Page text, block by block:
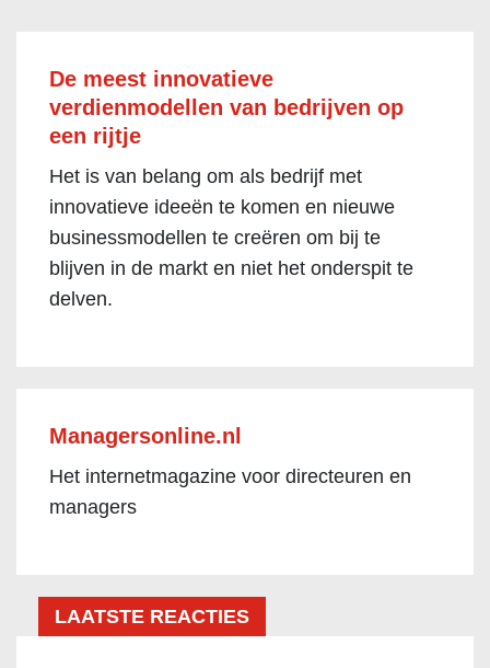
De meest innovatieve
verdienmodellen van bedrijven op
een rijtje
Het is van belang om als bedrijf met
innovatieve ideeën te komen en nieuwe
businessmodellen te creëren om bij te
blijven in de markt en niet het onderspit te
delven.
Managersonline.nl
Het internetmagazine voor directeuren en
managers
LAATSTE REACTIES